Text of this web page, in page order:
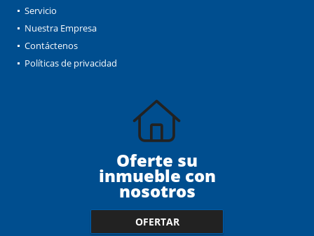
Servicio
Nuestra Empresa
Contáctenos
Políticas de privacidad
Oferte su
inmueble con
nosotros
OFERTAR